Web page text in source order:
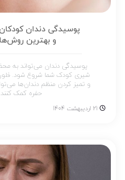
پوسیدگی دندان
و بهترین
پوسیدگی دندان می‌تواند به
شیری کودک شما شروع شود.
و تمیز کردن منظم دندان‌ها
حفره کمک
21 اردیبهشت 1404